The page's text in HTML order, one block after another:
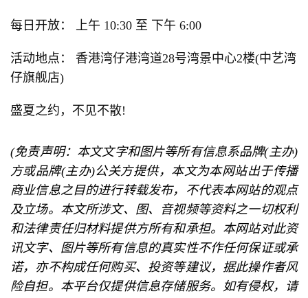
每日开放： 上午 10:30 至 下午 6:00
活动地点： 香港湾仔港湾道28号湾景中心2楼(中艺湾
仔旗舰店)
盛夏之约，不见不散!
(免责声明：本文文字和图片等所有信息系品牌(主办)
方或品牌(主办)公关方提供，本文为本网站出于传播
商业信息之目的进行转载发布，不代表本网站的观点
及立场。本文所涉文、图、音视频等资料之一切权利
和法律责任归材料提供方所有和承担。本网站对此资
讯文字、图片等所有信息的真实性不作任何保证或承
诺，亦不构成任何购买、投资等建议，据此操作者风
险自担。本平台仅提供信息存储服务。如有侵权，请